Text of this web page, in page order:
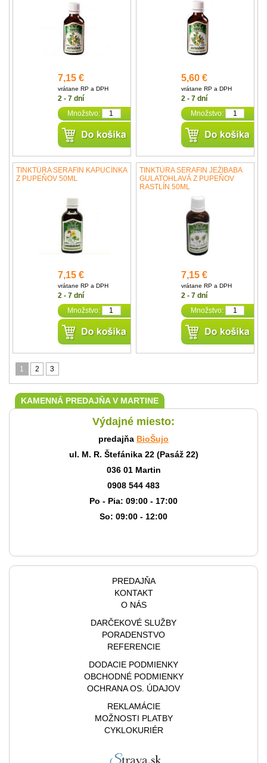
7,15 €
vrátane RP a DPH
2 - 7 dní
Množstvo:
5,60 €
vrátane RP a DPH
2 - 7 dní
Množstvo:
TINKTÚRA SERAFIN KAPUCÍNKA
Z PUPEŇOV 50ML
7,15 €
vrátane RP a DPH
2 - 7 dní
Množstvo:
TINKTÚRA SERAFIN JEŽIBABA
GULATOHLAVÁ Z PUPEŇOV
RASTLÍN 50ML
7,15 €
vrátane RP a DPH
2 - 7 dní
Množstvo:
1 2 3
KAMENNÁ PREDAJŇA V MARTINE
Výdajné miesto:
predajňa BioŠujo
ul. M. R. Štefánika 22 (Pasáž 22)
036 01 Martin
0908 544 483
Po - Pia: 09:00 - 17:00
So: 09:00 - 12:00
PREDAJŇA
KONTAKT
O NÁS
DARČEKOVÉ SLUŽBY
PORADENSTVO
REFERENCIE
DODACIE PODMIENKY
OBCHODNÉ PODMIENKY
OCHRANA OS. ÚDAJOV
REKLAMÁCIE
MOŽNOSTI PLATBY
CYKLOKURIÉR